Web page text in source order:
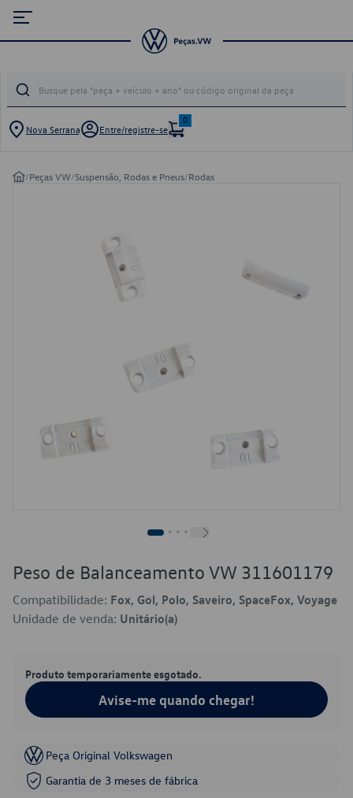
Nova Serrana Entre/registre-se
0
/Peças VW/Suspensão, Rodas e Pneus/Rodas
Peso de Balanceamento VW 311601179
Compatibilidade: Fox, Gol, Polo, Saveiro, SpaceFox, Voyage
Unidade de venda: Unitário(a)
Produto temporariamente esgotado.
Avise-me quando chegar!
Peça Original Volkswagen
Garantia de 3 meses de fábrica